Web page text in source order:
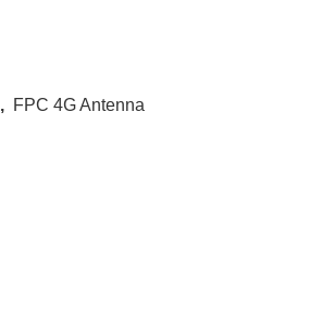
, FPC 4G Antenna